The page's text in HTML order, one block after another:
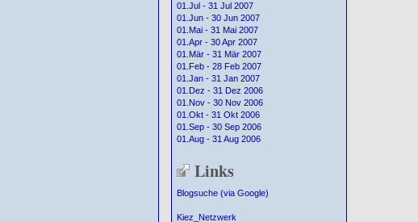
01.Jul - 31 Jul 2007
01.Jun - 30 Jun 2007
01.Mai - 31 Mai 2007
01.Apr - 30 Apr 2007
01.Mär - 31 Mär 2007
01.Feb - 28 Feb 2007
01.Jan - 31 Jan 2007
01.Dez - 31 Dez 2006
01.Nov - 30 Nov 2006
01.Okt - 31 Okt 2006
01.Sep - 30 Sep 2006
01.Aug - 31 Aug 2006
Links
Blogsuche (via Google)
Kiez_Netzwerk